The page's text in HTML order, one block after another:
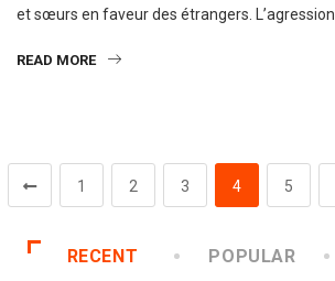
et sœurs en faveur des étrangers. L’agression
READ MORE
1 2 3 4 5
RECENT POPULAR